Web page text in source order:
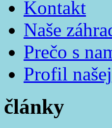
Kontakt
Naše
Prečo s
Profil
články